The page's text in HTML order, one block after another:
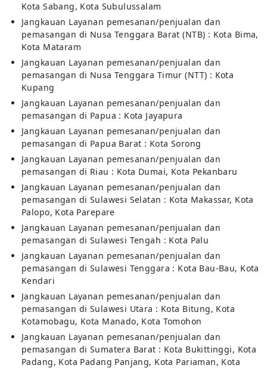
Kota Sabang, Kota Subulussalam
Jangkauan Layanan pemesanan/penjualan dan
pemasangan di Nusa Tenggara Barat (NTB) : Kota Bima,
Kota Mataram
Jangkauan Layanan pemesanan/penjualan dan
pemasangan di Nusa Tenggara Timur (NTT) : Kota
Kupang
Jangkauan Layanan pemesanan/penjualan dan
pemasangan di Papua : Kota Jayapura
Jangkauan Layanan pemesanan/penjualan dan
pemasangan di Papua Barat : Kota Sorong
Jangkauan Layanan pemesanan/penjualan dan
pemasangan di Riau : Kota Dumai, Kota Pekanbaru
Jangkauan Layanan pemesanan/penjualan dan
pemasangan di Sulawesi Selatan : Kota Makassar, Kota
Palopo, Kota Parepare
Jangkauan Layanan pemesanan/penjualan dan
pemasangan di Sulawesi Tengah : Kota Palu
Jangkauan Layanan pemesanan/penjualan dan
pemasangan di Sulawesi Tenggara : Kota Bau-Bau, Kota
Kendari
Jangkauan Layanan pemesanan/penjualan dan
pemasangan di Sulawesi Utara : Kota Bitung, Kota
Kotamobagu, Kota Manado, Kota Tomohon
Jangkauan Layanan pemesanan/penjualan dan
pemasangan di Sumatera Barat : Kota Bukittinggi, Kota
Padang, Kota Padang Panjang, Kota Pariaman, Kota